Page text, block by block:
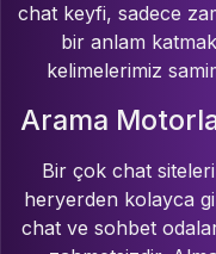
chat keyfi, sadece
bir anlam
kelimelerimiz
Arama
Bir çok chat
heryerden kolayca
chat ve sohbet